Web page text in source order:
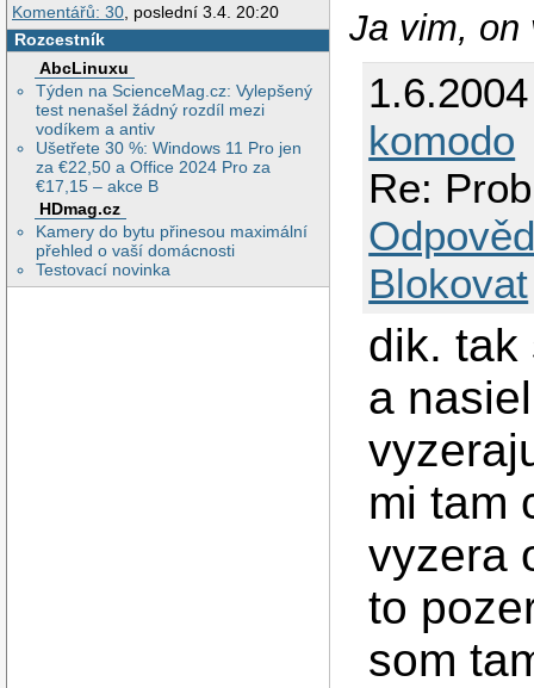
Komentářů: 30 , poslední 3.4. 20:20
Rozcestník
AbcLinuxu
Týden na ScienceMag.cz: Vylepšený
test nenašel žádný rozdíl mezi
vodíkem a antiv
Ušetřete 30 %: Windows 11 Pro jen
za €22,50 a Office 2024 Pro za
€17,15 – akce B
HDmag.cz
Kamery do bytu přinesou maximální
přehled o vaší domácnosti
Testovací novinka
Ja vim, on
komodo
Re:
Blokovat
dik. tak
a
mi tam
vyzera
to
som